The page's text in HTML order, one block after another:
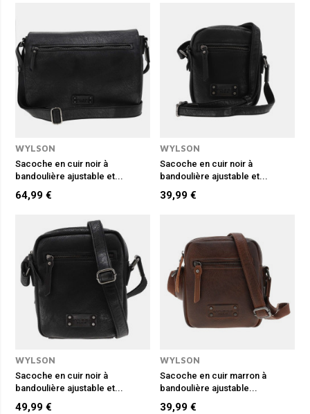
WYLSON
Sacoche en cuir noir à
bandoulière ajustable et...
64,99 €
WYLSON
Sacoche en cuir noir à
bandoulière ajustable et...
39,99 €
WYLSON
Sacoche en cuir noir à
bandoulière ajustable et...
49,99 €
WYLSON
Sacoche en cuir marron à
bandoulière ajustable...
39,99 €